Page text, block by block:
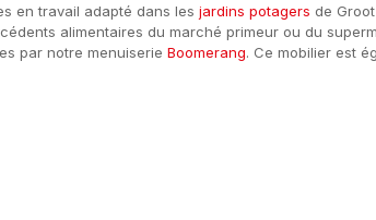
en travail adapté dans les jardins potagers de
alimentaires du marché primeur ou du
par notre menuiserie Boomerang. Ce mobilier est